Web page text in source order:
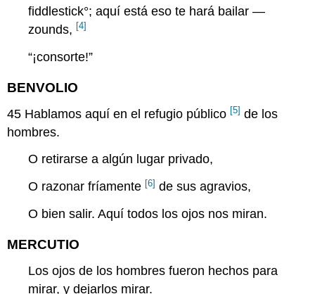
fiddlestick°; aquí está eso te hará bailar —
zounds, [4]
“¡consorte!”
BENVOLIO
45 Hablamos aquí en el refugio público [5] de los
hombres.
O retirarse a algún lugar privado,
O razonar fríamente [6] de sus agravios,
O bien salir. Aquí todos los ojos nos miran.
MERCUTIO
Los ojos de los hombres fueron hechos para
mirar, y dejarlos mirar.